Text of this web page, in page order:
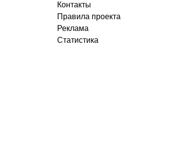
Контакты
Правила проекта
Реклама
Статистика